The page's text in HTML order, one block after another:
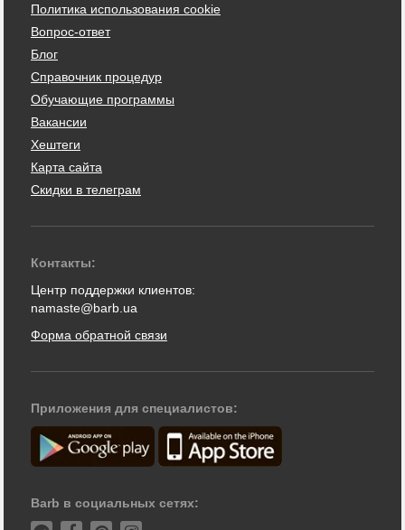
Политика использования cookie
Вопрос-ответ
Блог
Справочник процедур
Обучающие программы
Вакансии
Хештеги
Карта сайта
Скидки в телеграм
Контакты:
Центр поддержки клиентов:
namaste@barb.ua
Форма обратной связи
Приложения для специалистов:
Barb в социальных сетях: